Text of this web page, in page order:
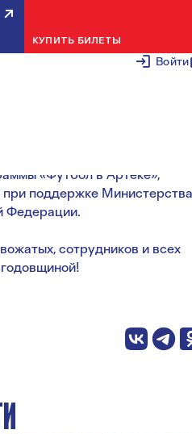
Войти
КУПИТЬ БИЛЕТЫ98 ЛЕТ!
16 ИЮНЯ
«Артек» стал знаковым
«Футбол в Артеке»,
при поддержке Министерства
Федерации.
сотрудников и всех